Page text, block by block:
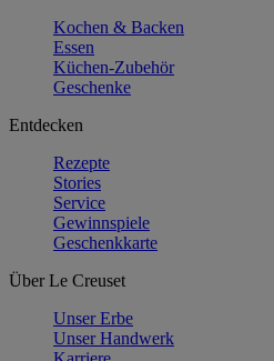
Kochen & Backen
Essen
Küchen-Zubehör
Geschenke
Entdecken
Rezepte
Stories
Service
Gewinnspiele
Geschenkkarte
Über Le Creuset
Unser Erbe
Unser Handwerk